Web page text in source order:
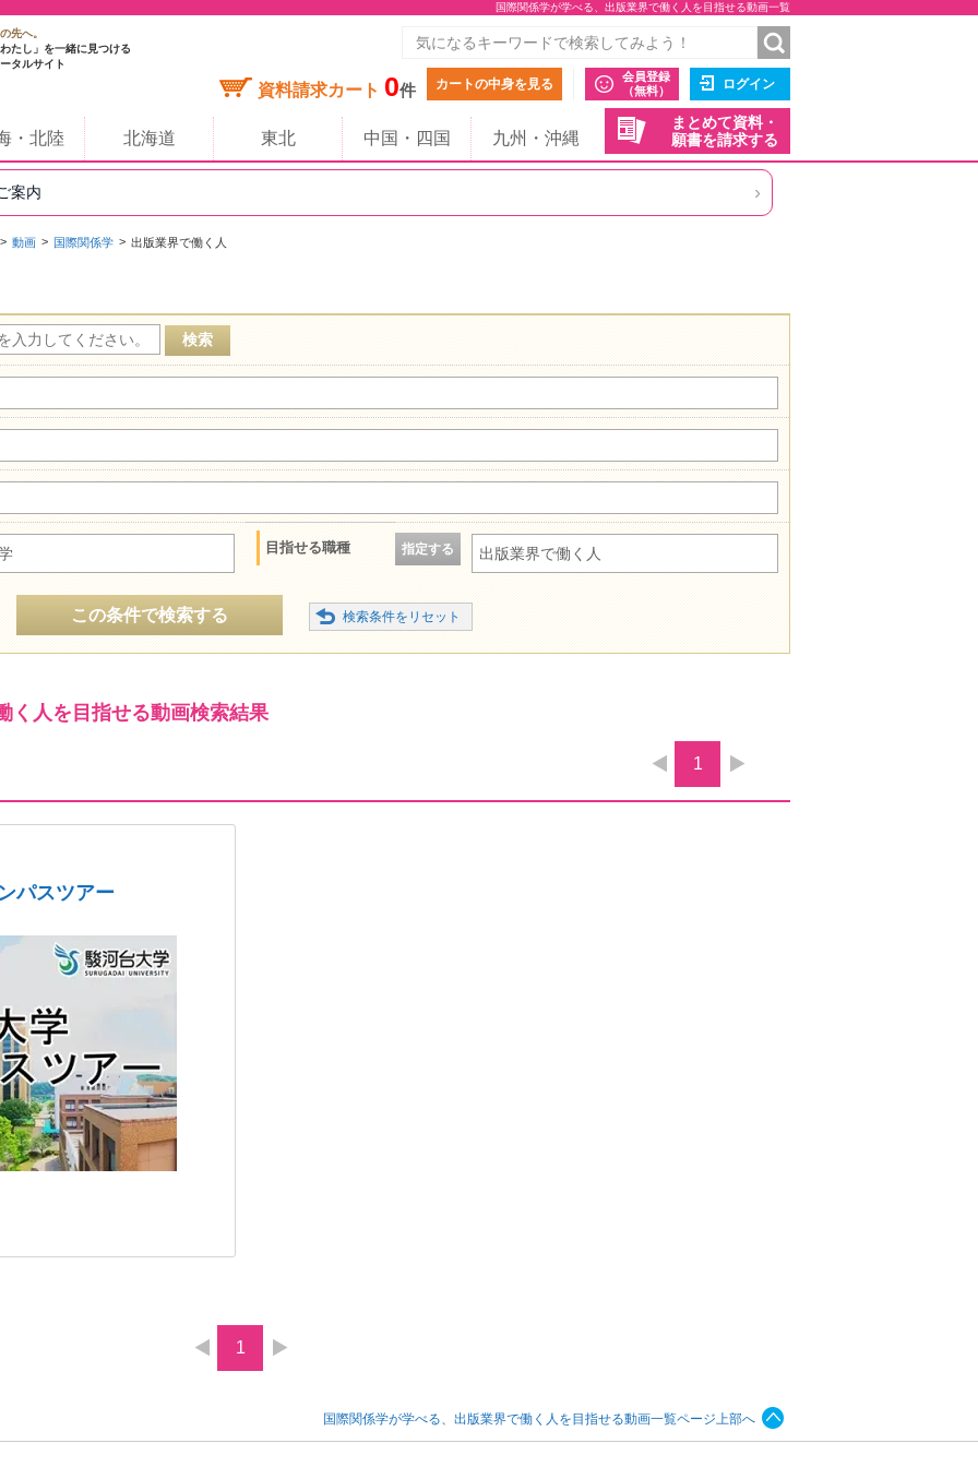
国際関係学が学べる、出版業界で働く人を目指せる動画一覧
先へ。
たし」を一緒に見つける
タルサイト
資料請求カート 0件 カートの中身を見る
会員登録
（無料）
ログイン
まとめて資料・
願書を請求する
・北陸 北海道 東北 中国・四国 九州・沖縄
案内 ›
動画 国際関係学 出版業界で働く人
目指せる職種 指定する 出版業界で働く人
この条件で検索する
く人を目指せる動画検索結果
1
パスツアー
1
国際関係学が学べる、出版業界で働く人を目指せる動画一覧ページ上部へ